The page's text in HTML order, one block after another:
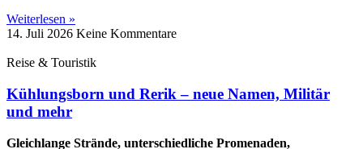
Weiterlesen »
14. Juli 2026 Keine Kommentare
Reise & Touristik
Kühlungsborn und Rerik – neue Namen, Militär
und mehr
Gleichlange Strände, unterschiedliche Promenaden,